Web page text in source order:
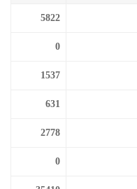
5822
0
1537
631
2778
0